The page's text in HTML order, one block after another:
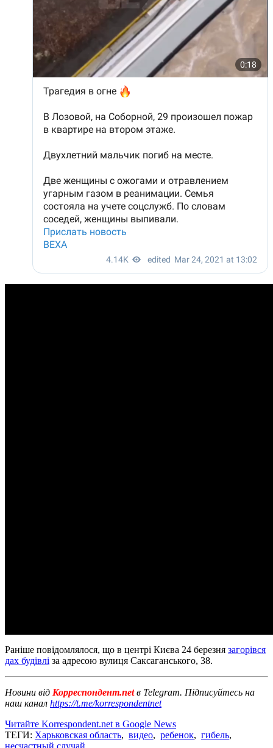
Раніше повідомлялося, що в центрі Києва 24 березня загорівся
дах будівлі за адресою вулиця Саксаганського, 38.
Новини від Корреспондент.netв Telegram. Підписуйтесь на
наш канал https://t.me/korrespondentnet
Читайте Korrespondent.net в Google News
ТЕГИ: Харьковская область, видео, ребенок, гибель,
несчастный случай